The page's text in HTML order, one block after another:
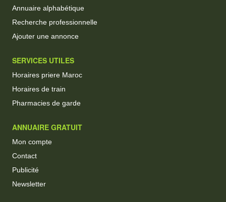
Annuaire alphabétique
Recherche professionnelle
Ajouter une annonce
SERVICES UTILES
Horaires priere Maroc
Horaires de train
Pharmacies de garde
ANNUAIRE GRATUIT
Mon compte
Contact
Publicité
Newsletter